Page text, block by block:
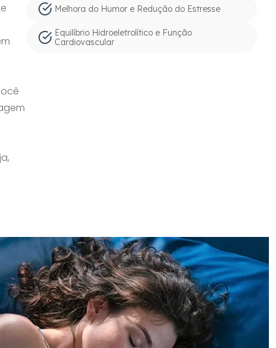
Melhora do Humor e Redução do Estresse
Equilíbrio Hidroeletrolítico e Função
Cardiovascular